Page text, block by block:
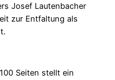
Josef Lautenbacher
zur Entfaltung als
Seiten stellt ein